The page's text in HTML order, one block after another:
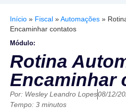
Início » Fiscal » Automações »
Encaminhar contatos
Módulo:
Rotina
Encaminhar
Por: Wesley Leandro Lopes08/12/
Tempo: 3 minutos